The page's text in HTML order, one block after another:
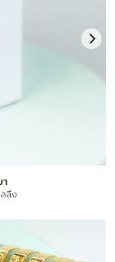
ทองคำ 96.5% น้ำหนัก 0.1 กรัม